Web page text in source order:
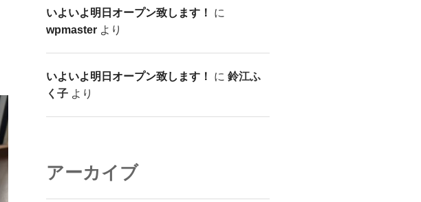
いよいよ明日オープン致します！
に
wpmasterより
いよいよ明日オープン致します！ に 鈴江ふ
く子より
アーカイブ